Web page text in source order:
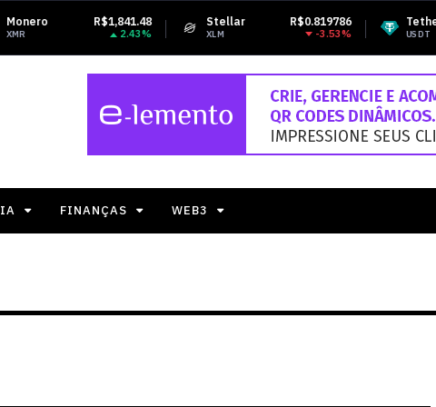
Stellar R$0.819786
-3.53%
Tether USDt R$5.12
-0.02%
FINANÇAS WEB3